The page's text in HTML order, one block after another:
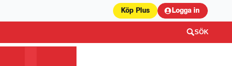
Köp Plus Logga in
SÖK